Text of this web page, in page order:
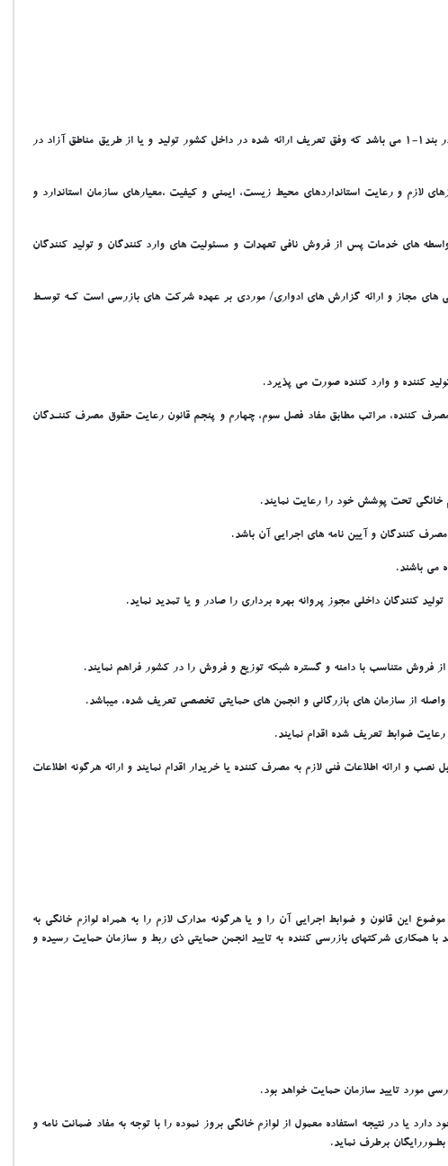
دامنه کاربرد اين ضوابط شامل وارد کنندگان و توليد کنندگان، واسطه هاي فروش، واسطه هاي خدمات پس از فروش و نماينـدگي هـاي مجـازانواع لوازم خانگي مذکور در بند1-1 مي باشد که وفق تعريف ارائه شده در داخل کشور توليد و يا از طريق مناطق آزاد در
لازم و رعايت استانداردهاي محيط زيست، ايمني و کيفيت ،معيارهاي سازمان استاندارد و
هاي خدمات پس از فروش نافي تعهدات و مسئوليت هاي وارد کنندگان و توليد کنندگان
هاي مجاز و ارائه گزارش هاي ادواري/ موردي بر عهده شرکت هاي بازرسي است کـه توسـط
کننده و وارد کننده صورت مي پذيرد.
کننده، مراتب مطابق مفاد فصل سوم، چهارم و پنجم قانون رعايت حقوق مصرف کننـدگان
خانگي تحت پوشش خود را رعايت نمايند.
کنندگان و آيين نامه هاي اجرايي آن باشد.
مي باشند.
داخلي مجوز پروانه بهره برداري را صادر و يا تمديد نمايد.
متناسب با دامنه و گستره شبکه توزيع و فروش را در کشور فراهم نمايند.
از سازمان هاي بازرگاني و انجمن هاي حمايتي تخصصي تعريف شده، ميباشد.
ضوابط تعريف شده اقدام نمايند.
ارائه اطلاعات فني لازم به مصرف کننده يا خريدار اقدام نمايند و ارائه هرگونه اطلاعات
اين قانون و ضوابط اجرايي آن را و يا هرگونه مدارک لازم را به همراه لوازم خانگي به
با همکاري شرکتهاي بازرسي کننده به تاييد انجمن حمايتي ذي ربط و سازمان حمايت رسيده و
مورد تاييد سازمان حمايت خواهد بود.
يا در نتيجه استفاده معمول از لوازم خانگي بروز نموده را با توجه به مفاد ضمانت نامه و
برطرف نمايد.